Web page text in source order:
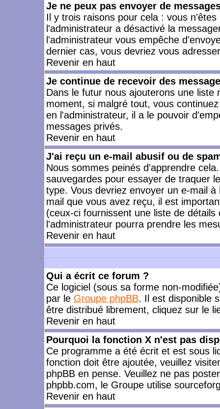
Je ne peux pas envoyer de
Il y trois raisons pour cela : vous
l'administrateur a désactivé la
l'administrateur vous empêche
dernier cas, vous devriez vous
Revenir en haut
Je continue de recevoir des
Dans le futur nous ajouterons une
moment, si malgré tout, vous
en l'administrateur, il a le pouvoir
messages privés.
Revenir en haut
J'ai reçu un e-mail abusif ou de
Nous sommes peinés d'apprendre
sauvegardes pour essayer de traquer
type. Vous devriez envoyer un e-mail
mail que vous avez reçu, il est
(ceux-ci fournissent une liste de
l'administrateur pourra prendre les
Revenir en haut
Qui a écrit ce forum ?
Ce logiciel (sous sa forme non-
par le Groupe phpBB. Il est disponible
être distribué librement, cliquez sur le
Revenir en haut
Pourquoi la fonction X n'est pas
Ce programme a été écrit et est sous
fonction doit être ajoutée, veuillez
phpBB en pense. Veuillez ne pas
phpbb.com, le Groupe utilise
Revenir en haut